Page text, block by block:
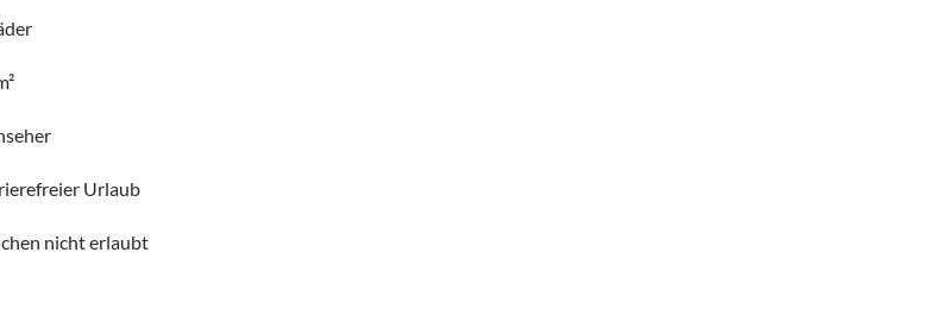
Urlaub
nicht erlaubt